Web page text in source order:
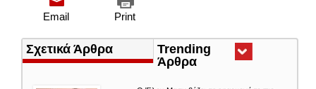
Print
Email
Σχετικά Άρθρα
Trending
Άρθρα(ενεργή